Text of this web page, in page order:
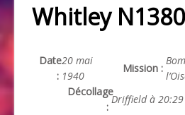
Whitley
Date
:
20 mai
1940
Mission :
Décollage
:
Driffield à 20:29